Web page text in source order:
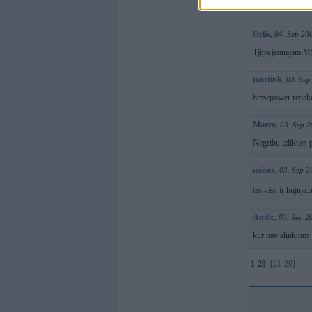
interesanti - kaut
Orlis, 04. Sep
Tjipa jaunajam
martink, 03.
bmwpower
Marco, 03. Sep
Negribu izlikties
noisex, 03. Sep
tas viss ir
Andic, 03. Sep
kur nav
1-20 [21-29]